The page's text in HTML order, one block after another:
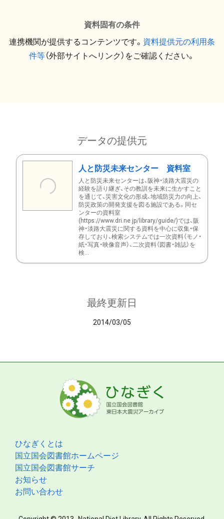
資料固有の条件
連携機関が提供するコンテンツです。 資料提供元の利用条
件等（外部サイトへリンク）をご確認ください。
データの提供元
人と防災未来センター 資料室
人と防災未来センターは、阪神・淡路大震災の
経験を語り継ぎ、その教訓を未来に生かすこと
を通じて、災害文化の形成、地域防災力の向上、
防災政策の開発支援を図る施設である。同セ
ンターの資料室
(https://www.dri.ne.jp/library/guide/)では、阪
神・淡路大震災に関する資料を中心に収集・保
存しており、検索システムでは一次資料（モノ・
紙・写真・映像音声）、二次資料（図書・雑誌）を
検...
最終更新日
2014/03/05
ひなぎくとは
国立国会図書館ホームページ
国立国会図書館サーチ
お知らせ
お問い合わせ